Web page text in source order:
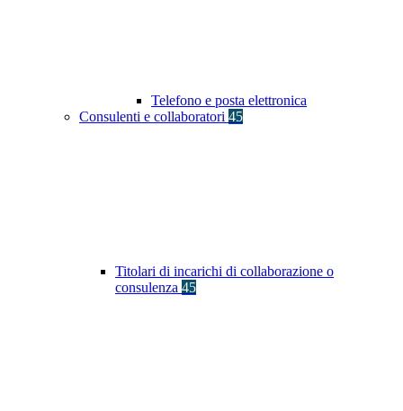
Telefono e posta elettronica
Consulenti e collaboratori 45
Titolari di incarichi di collaborazione o
consulenza 45